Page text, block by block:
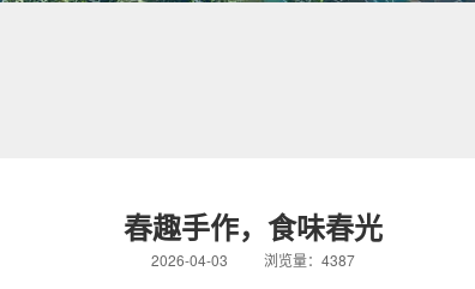
春趣手作，食味春光
2026-04-03 浏览量：4387